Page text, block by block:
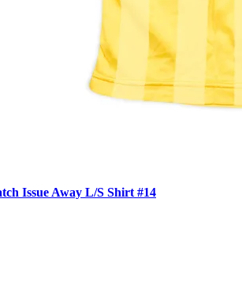
Issue Away L/S Shirt #14